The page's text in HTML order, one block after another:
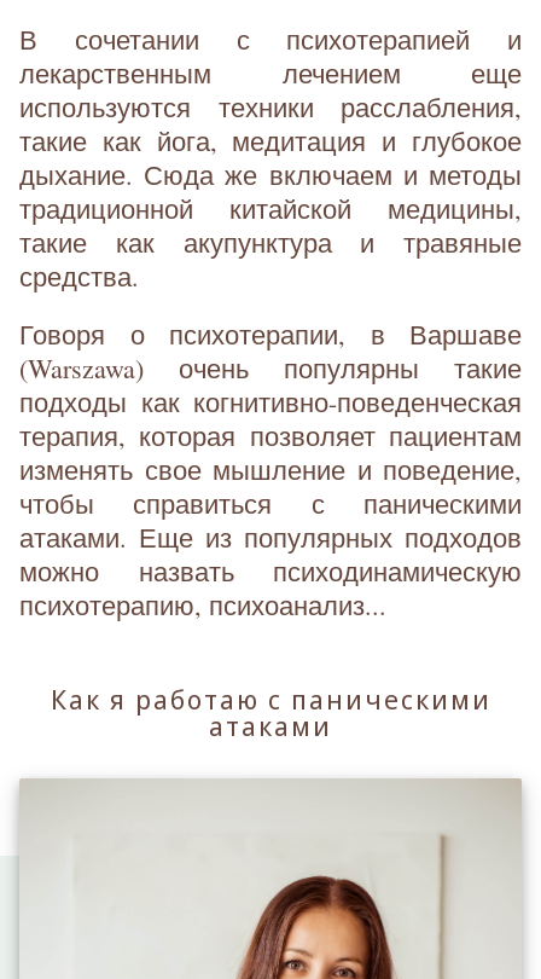
В сочетании с психотерапией и
лекарственным лечением еще
используются техники расслабления,
такие как йога, медитация и глубокое
дыхание. Сюда же включаем и методы
традиционной китайской медицины,
такие как акупунктура и травяные
средства.
Говоря о психотерапии, в Варшаве
(Warszawa) очень популярны такие
подходы как когнитивно-поведенческая
терапия, которая позволяет пациентам
изменять свое мышление и поведение,
чтобы справиться с паническими
атаками. Еще из популярных подходов
можно назвать психодинамическую
психотерапию, психоанализ...
Как я работаю с паническими
атаками